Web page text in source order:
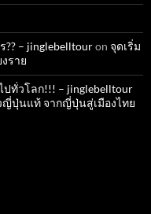
– jinglebelltouron จุดเริ่ม
ราย
ทั่วโลก!!! – jinglebelltour
ญี่ปุ่นแท้ จากญี่ปุ่นสู่เมืองไทย